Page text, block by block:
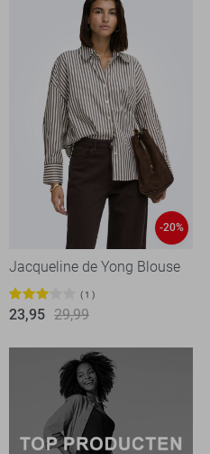
-20%
Jacqueline de Yong Blouse
1
23,95 29,99